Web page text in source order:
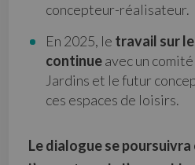
concepteur-réalisateur.
En 2025, le travail sur
continueavec un
Jardins et le futur
ces espaces de loisirs.
Le dialogue se poursuivra